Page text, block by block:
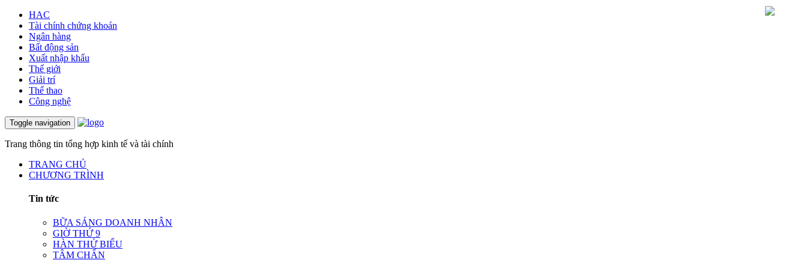
HAC
Tài chính chứng khoán
Ngân hàng
Bất động sản
Xuất nhập khẩu
Thế giới
Giải trí
Thể thao
Công nghệ
Toggle navigation
Trang thông tin tổng hợp kinh tế và tài chính
TRANG CHỦ
CHƯƠNG TRÌNH
Tin tức
BỮA SÁNG DOANH NHÂN
GIỜ THỨ 9
HÀN THỬ BIỂU
TÂM CHẤN